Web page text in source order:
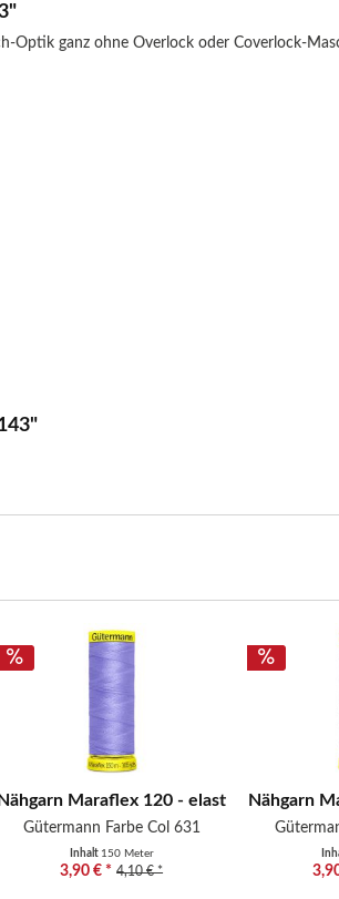
Optik ganz ohne Overlock oder Coverlock-
Nähgarn -...
Nähgarn Maraflex 120 - elastisches
Gütermann Farbe Col 631
Inhalt 150 Meter
3,90 € * 4,10 € *
Nähgarn